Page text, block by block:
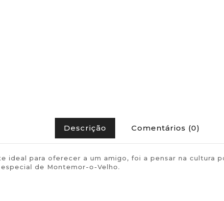
Descrição Comentários (0)
ideal para oferecer a um amigo, foi a pensar na cultura
de Montemor-o-Velho.